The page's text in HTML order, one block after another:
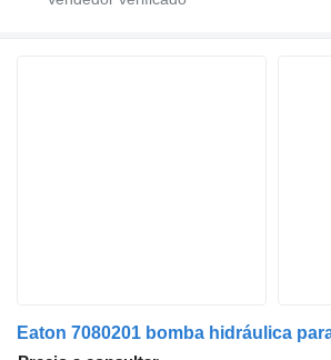
Eaton 7080201 bomba hidráulica